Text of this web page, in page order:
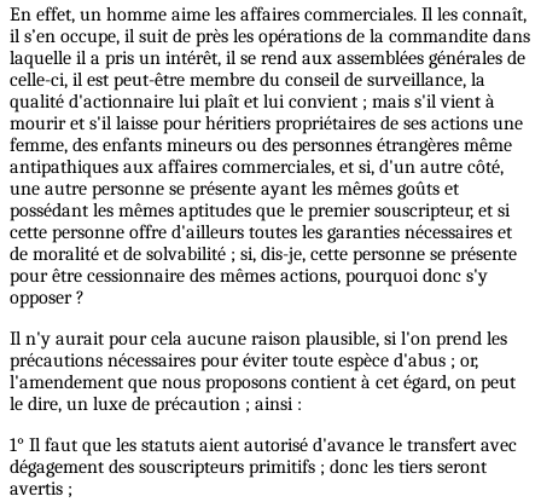
En effet, un homme aime les affaires commerciales. Il les connaît,
il s’en occupe, il suit de près les opérations de la commandite dans
laquelle il a pris un intérêt, il se rend aux assemblées générales de
celle-ci, il est peut-être membre du conseil de surveillance, la
qualité d'actionnaire lui plaît et lui convient ; mais s'il vient à
mourir et s'il laisse pour héritiers propriétaires de ses actions une
femme, des enfants mineurs ou des personnes étrangères même
antipathiques aux affaires commerciales, et si, d'un autre côté,
une autre personne se présente ayant les mêmes goûts et
possédant les mêmes aptitudes que le premier souscripteur, et si
cette personne offre d'ailleurs toutes les garanties nécessaires et
de moralité et de solvabilité ; si, dis-je, cette personne se présente
pour être cessionnaire des mêmes actions, pourquoi donc s'y
opposer ?
Il n'y aurait pour cela aucune raison plausible, si l'on prend les
précautions nécessaires pour éviter toute espèce d'abus ; or,
l'amendement que nous proposons contient à cet égard, on peut
le dire, un luxe de précaution ; ainsi :
1° Il faut que les statuts aient autorisé d'avance le transfert avec
dégagement des souscripteurs primitifs ; donc les tiers seront
avertis ;